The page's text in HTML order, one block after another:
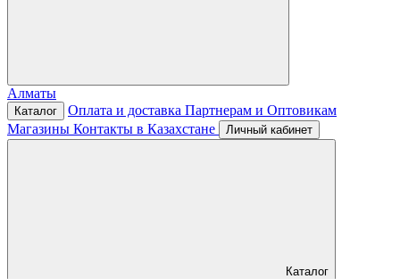
Алматы
Каталог Оплата и доставка Партнерам и Оптовикам
Магазины Контакты в Казахстане Личный кабинет
Каталог